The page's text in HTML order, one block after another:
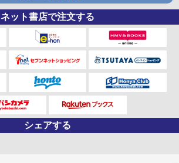
ネット書店で注文する
シェアする